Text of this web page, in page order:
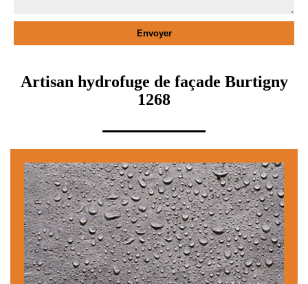
Artisan hydrofuge de façade Burtigny
1268